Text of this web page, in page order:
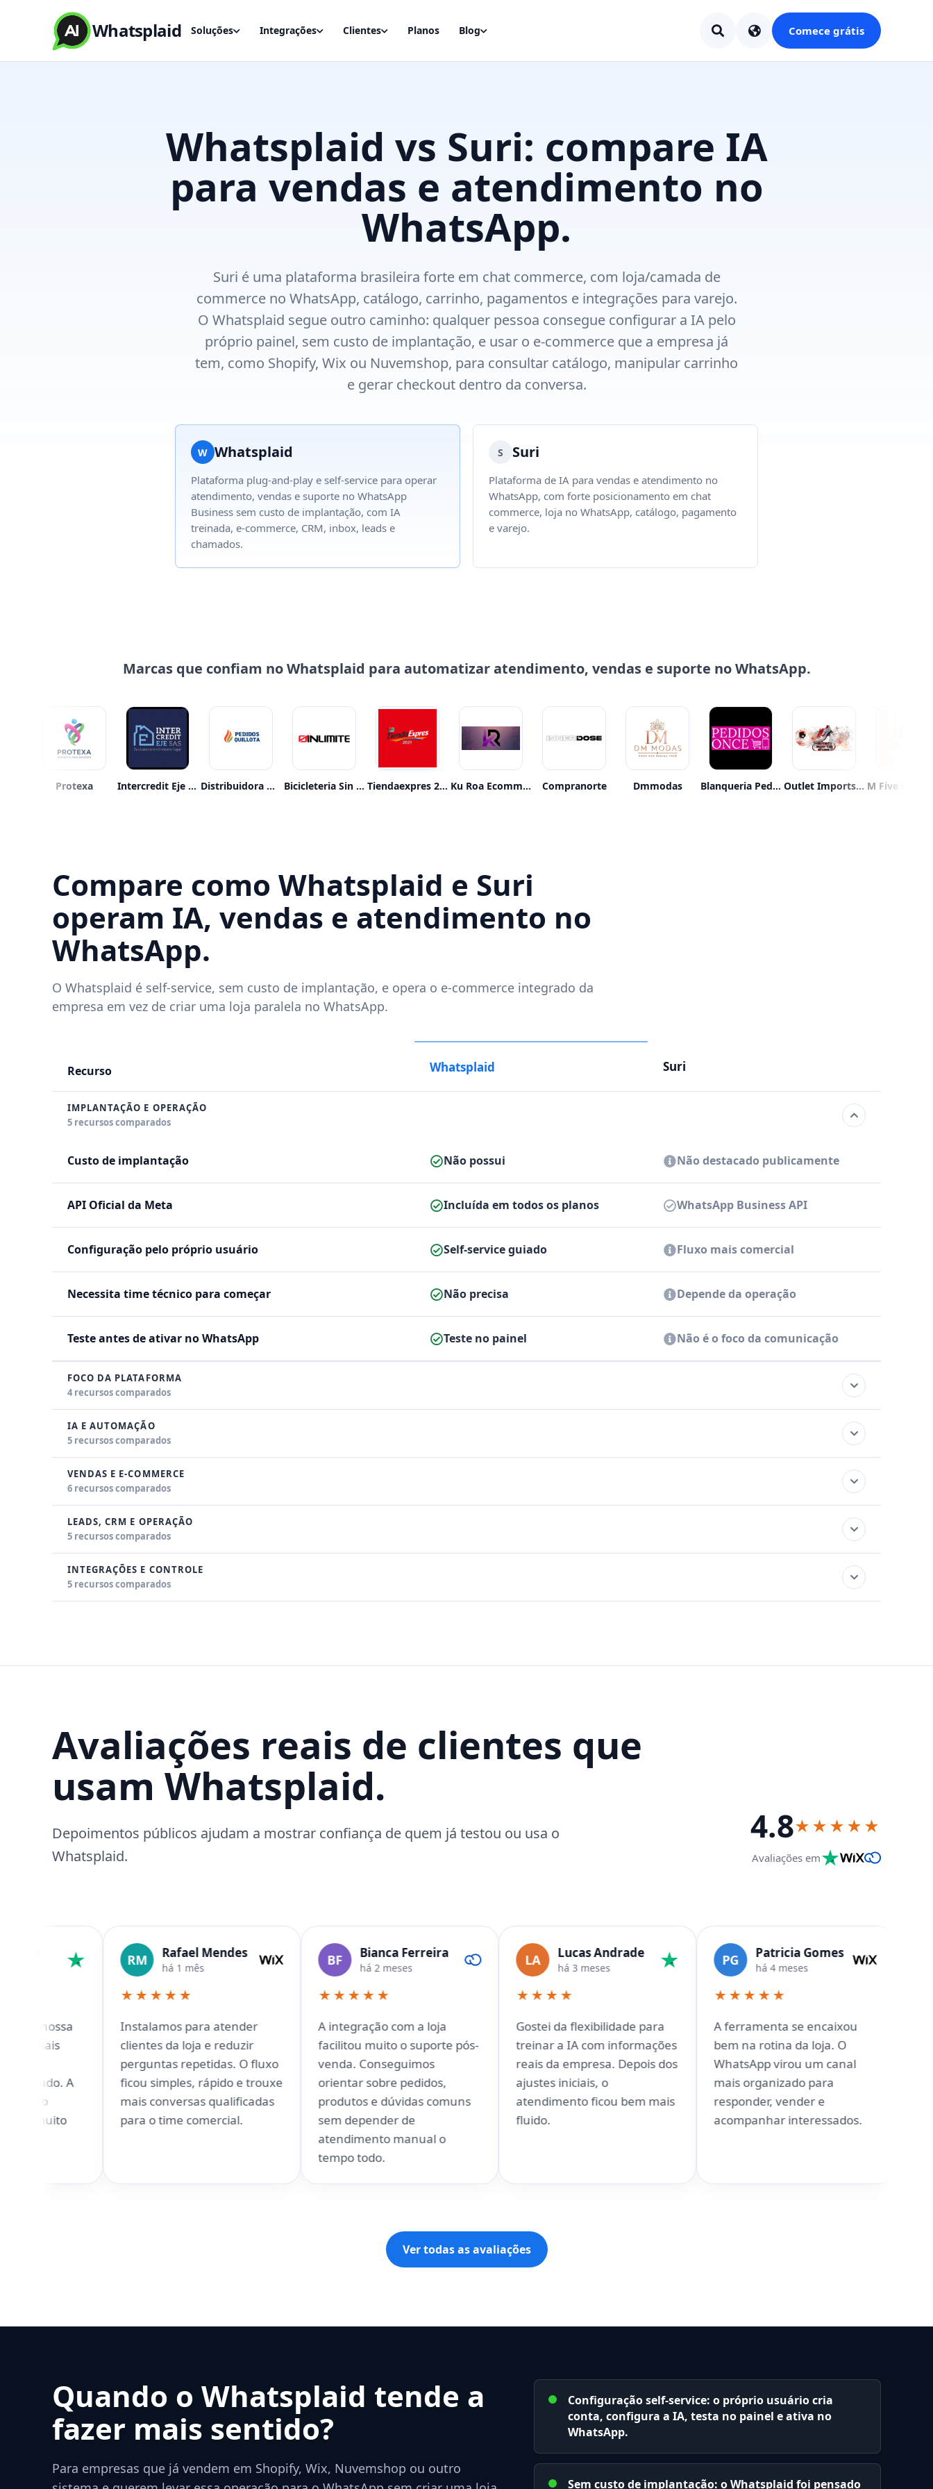
Whatsplaid Soluções Integrações Clientes Planos Blog Comece grátis
Whatsplaid vs Suri: compare IA
para vendas e atendimento no
WhatsApp.
Suri é uma plataforma brasileira forte em chat commerce, com loja/camada de
commerce no WhatsApp, catálogo, carrinho, pagamentos e integrações para varejo.
O Whatsplaid segue outro caminho: qualquer pessoa consegue configurar a IA pelo
próprio painel, sem custo de implantação, e usar o e-commerce que a empresa já
tem, como Shopify, Wix ou Nuvemshop, para consultar catálogo, manipular carrinho
e gerar checkout dentro da conversa.
W Whatsplaid
Plataforma plug-and-play e self-service para operar
atendimento, vendas e suporte no WhatsApp
Business sem custo de implantação, com IA
treinada, e-commerce, CRM, inbox, leads e
chamados.
S Suri
Plataforma de IA para vendas e atendimento no
WhatsApp, com forte posicionamento em chat
commerce, loja no WhatsApp, catálogo, pagamento
e varejo.
Marcas que confiam no Whatsplaid para automatizar atendimento, vendas e suporte no WhatsApp.
Protexa Intercredit Eje S.a.s. Distribuidora Abastible Bicicleteria Sin Limite Tiendaexpres 2021 Ku Roa Ecommerce Compranorte Dmmodas Blanqueria Pedidos Once Outlet Imports Shoes
Compare como Whatsplaid e Suri
operam IA, vendas e atendimento no
WhatsApp.
O Whatsplaid é self-service, sem custo de implantação, e opera o e-commerce integrado da
empresa em vez de criar uma loja paralela no WhatsApp.
Recurso Whatsplaid Suri
IMPLANTAÇÃO E OPERAÇÃO
5 recursos comparados
Custo de implantação Não possui Não destacado publicamente
API Oficial da Meta Incluída em todos os planos WhatsApp Business API
Configuração pelo próprio usuário Self-service guiado Fluxo mais comercial
Necessita time técnico para começar Não precisa Depende da operação
Teste antes de ativar no WhatsApp Teste no painel Não é o foco da comunicação
FOCO DA PLATAFORMA
4 recursos comparados
IA E AUTOMAÇÃO
5 recursos comparados
VENDAS E E-COMMERCE
6 recursos comparados
LEADS, CRM E OPERAÇÃO
5 recursos comparados
INTEGRAÇÕES E CONTROLE
5 recursos comparados
Avaliações reais de clientes que
usam Whatsplaid.
Depoimentos públicos ajudam a mostrar confiança de quem já testou ou usa o
Whatsplaid.
4.8★★★★★
Avaliações em
RM Rafael Mendes
há 1 mês
★★★★★
Instalamos para atender
clientes da loja e reduzir
perguntas repetidas. O fluxo
ficou simples, rápido e trouxe
mais conversas qualificadas
para o time comercial.
BF Bianca Ferreira
há 2 meses
★★★★★
A integração com a loja
facilitou muito o suporte pós-
venda. Conseguimos
orientar sobre pedidos,
produtos e dúvidas comuns
sem depender de
atendimento manual o
tempo todo.
LA Lucas Andrade
há 3 meses
Gostei da flexibilidade para
treinar a IA com informações
reais da empresa. Depois dos
ajustes iniciais, o
atendimento ficou bem mais
PG Patricia Gomes
há 4 meses
★★★★★
A ferramenta se encaixou
bem na rotina da loja. O
WhatsApp virou um canal
mais organizado para
responder, vender e
acompanhar interessados.
EL
Antes muitas
IA treinada, as
quando
Ver todas as avaliações
Quando o Whatsplaid tende a
fazer mais sentido?
Para empresas que já vendem em Shopify, Wix, Nuvemshop ou outro
Configuração self-service: o próprio usuário cria
conta, configura a IA, testa no painel e ativa no
WhatsApp.
Sem custo de implantação: o Whatsplaid foi pensado